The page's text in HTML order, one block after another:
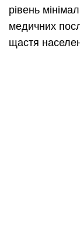
рівень
медичних
щастя